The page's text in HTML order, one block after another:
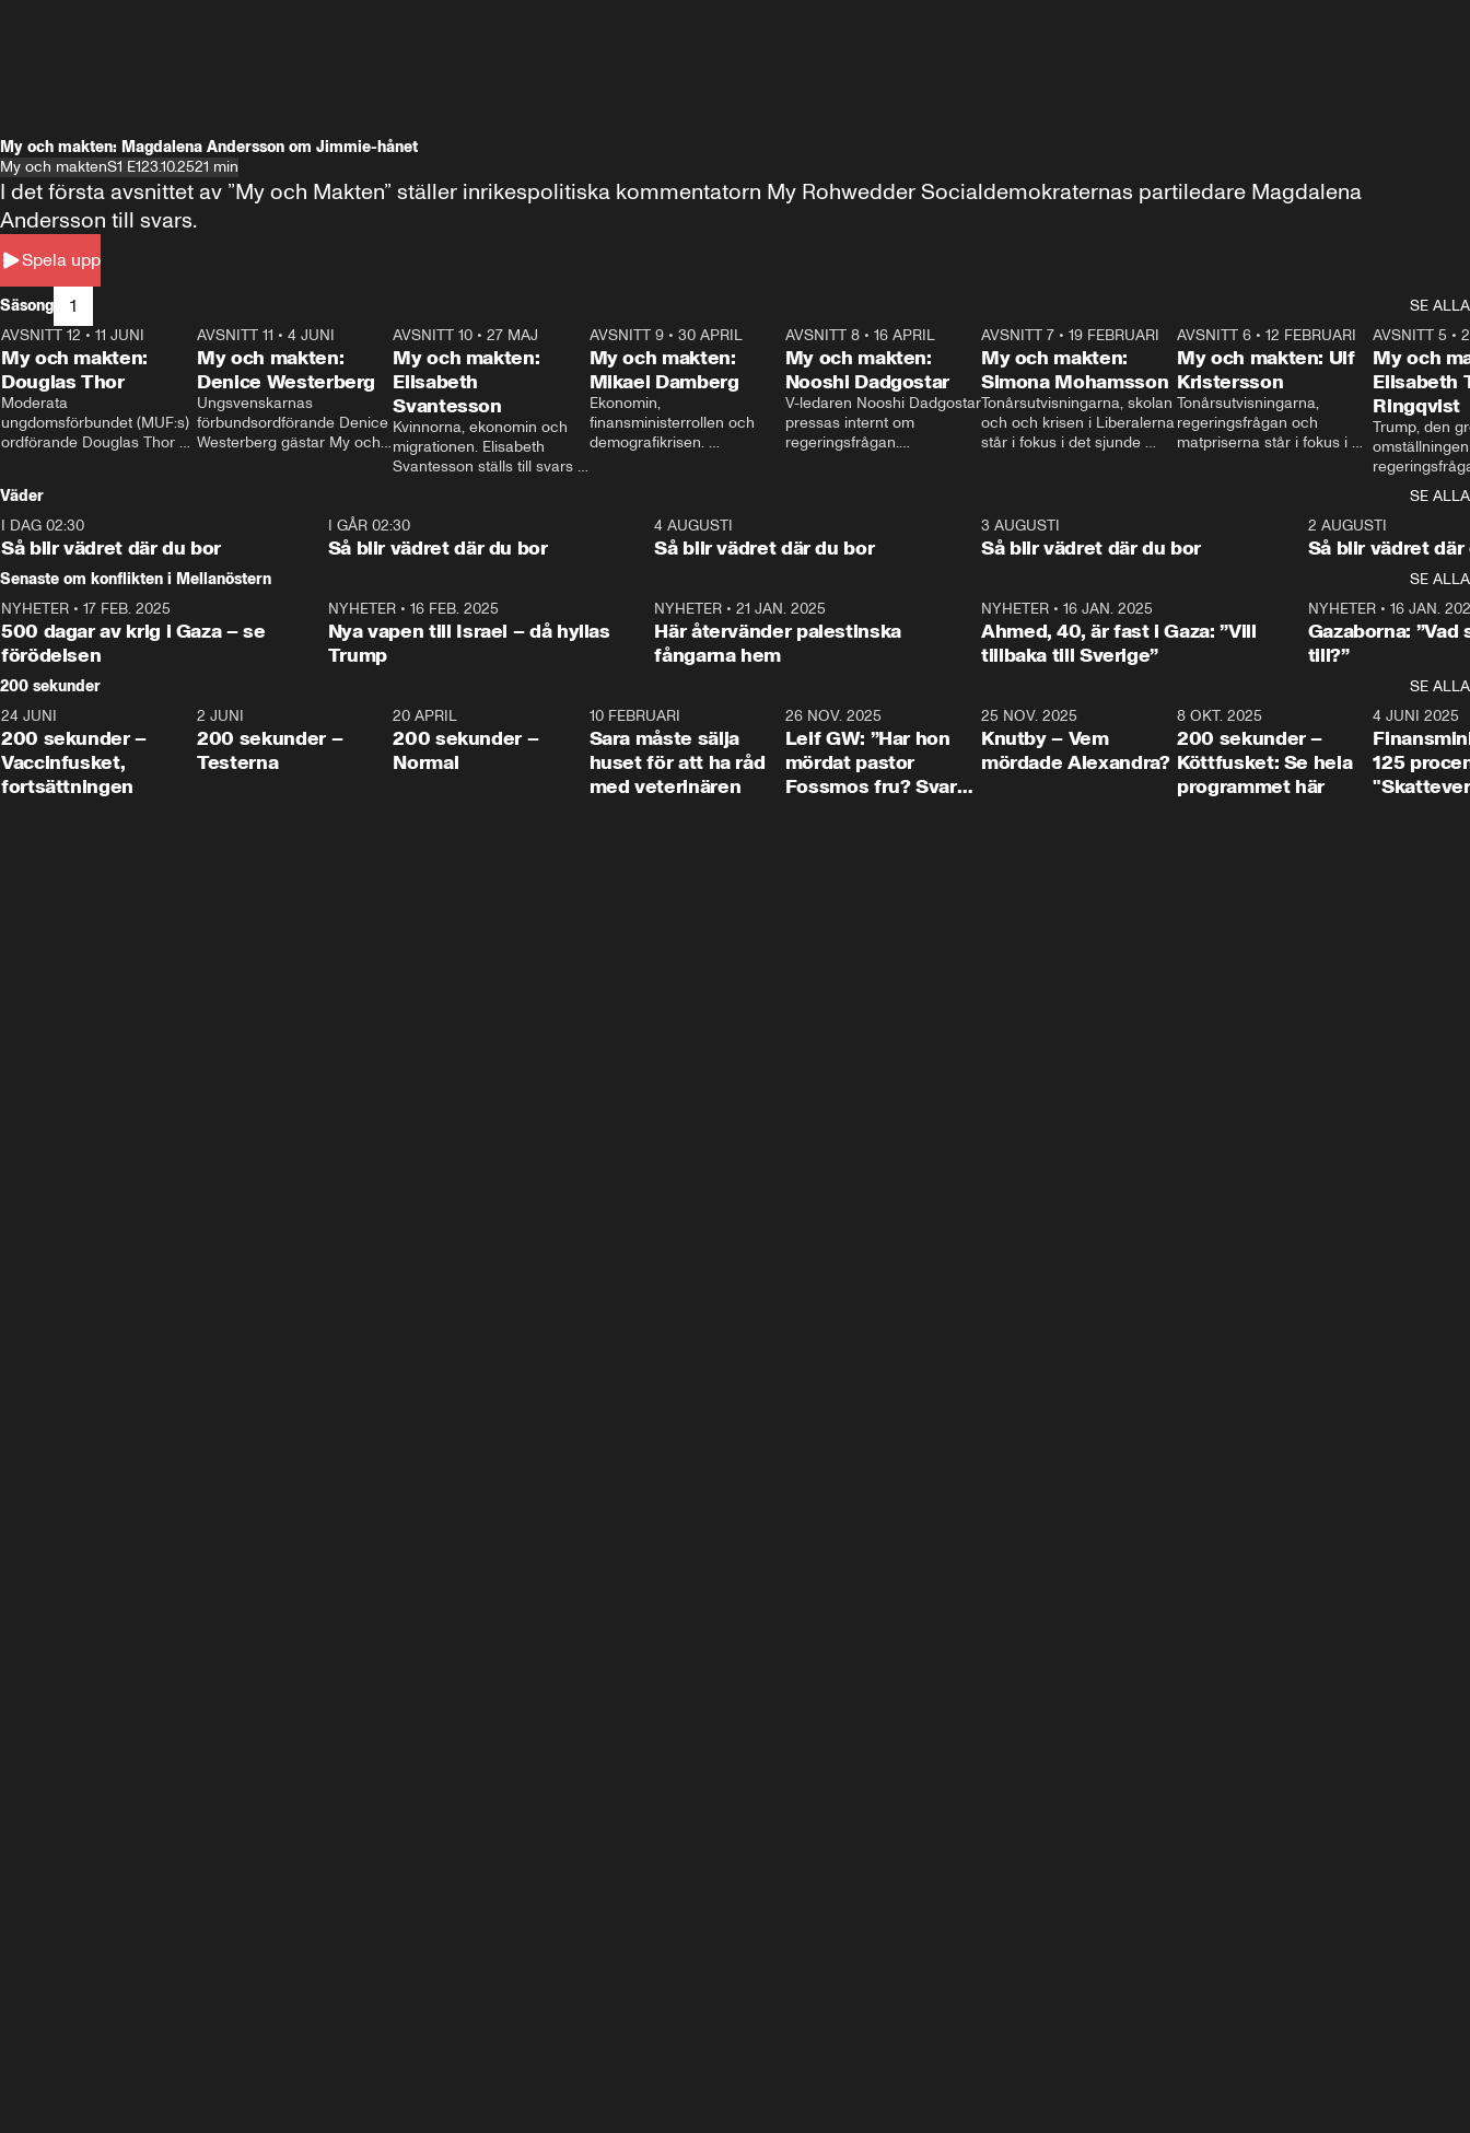
My och makten: Magdalena Andersson om Jimmie-hånet
My och maktenS1 E123.10.2521 min
Spela upp
I det första avsnittet av ”My och Makten” ställer inrikespolitiska kommentatorn My Rohwedder Socialdemokraternas partiledare Magdalena
Andersson till svars.
Säsong 1
SE ALLA
26:27
AVSNITT 12 • 11 JUNI
My och makten:
Douglas Thor
Moderata
ungdomsförbundet (MUF:s)
ordförande Douglas Thor
tonårsutvisningarna och hur
Moderaterna ska locka
väljare till valet i höst.
23:40
AVSNITT 11 •4 JUNI
My och makten:
Denice Westerberg
Ungsvenskarnas
förbundsordförande Denice
Westerberg gästar My och
AVSNITT 10 •27 MAJ
My och makten:
Elisabeth
Svantesson
Kvinnorna, ekonomin och
migrationen. Elisabeth
Svantesson ställs till svars
AVSNITT 9• 30 APRIL
My och makten:
Mikael Damberg
Ekonomin,
finansministerrollen och
demografikrisen.
och Makten.
AVSNITT 8• 16 APRIL
My och makten:
Nooshi Dadgostar
V-ledaren Nooshi Dadgostar
pressas internt om
regeringsfrågan.
– Vi ställer upp i val. Ska vi
vara med så sitter vi förstås
24:30
AVSNITT 7• 19 FEBRUARI
My och makten:
Simona Mohamsson
Tonårsutvisningarna, skolan
och och krisen i Liberalerna
står i fokus i det sjunde
kommentator My
Rohwedder ställer
utbildnings- och
Mohamsson till svars.
27:30
AVSNITT 6 •12 FEBRUARI
My och makten: Ulf
Kristersson
Tonårsutvisningarna,
regeringsfrågan och
matpriserna står i fokus i
Rohwedder ställer
statsminister Ulf Kristersson
AVSNITT 5 •
My och
Elisabeth
Ringqvist
Trump, den
centrum i
avsnittet av
Makten”. Se
Aftonbladets
Rohwedder
Thand Ring
Väder
SE ALLA
I DAG 02:30
Så blir vädret där du bor
1:06
I GÅR 02:30
Så blir vädret där du bor
4 AUGUSTI
Så blir vädret där du bor
3 AUGUSTI
Så blir vädret där du bor
2 AUGUSTI
Så blir vädret där
Senaste om konflikten i Mellanöstern
SE ALLA
NYHETER • 17 FEB. 2025
500 dagar av krig i Gaza – se
förödelsen
NYHETER• 16 FEB. 2025
Nya vapen till Israel – då hyllas
Trump
NYHETER •21 JAN. 2025
Här återvänder palestinska
fångarna hem
NYHETER• 16 JAN. 2025
Ahmed, 40, är fast i Gaza: ”Vill
tillbaka till Sverige”
NYHETER• 16 JAN.
Gazaborna:
till?”
200 sekunder
SE ALLA
5:00
24 JUNI
200 sekunder –
Vaccinfusket,
fortsättningen
4:23
2 JUNI
200 sekunder –
Testerna
20 APRIL
200 sekunder –
Normal
10 FEBRUARI
Sara måste sälja
huset för att ha råd
med veterinären
26 NOV. 2025
Leif GW: ”Har hon
mördat pastor
Fossmos fru? Svar
31:05
25 NOV. 2025
Knutby – Vem
mördade Alexandra?
4:29
8 OKT. 2025
200 sekunder –
Köttfusket: Se hela
programmet här
4 JUNI 2025
125